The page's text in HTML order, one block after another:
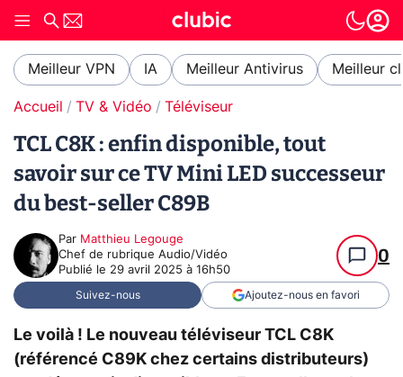
Meilleur VPN IA Meilleur Antivirus Meilleur
Accueil TV & Vidéo Téléviseur
TCL C8K : enfin disponible, tout
savoir sur ce TV Mini LED successeur
du best-seller C89B
Par Matthieu Legouge
Chef de rubrique Audio/Vidéo
Publié le 29 avril 2025 à 16h50
0
Suivez-nous Ajoutez-nous en favori
Le voilà ! Le nouveau téléviseur TCL C8K
(référencé C89K chez certains distributeurs)